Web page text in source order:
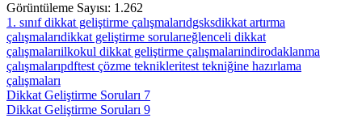
Görüntüleme Sayısı: 1.262
1. sınıf dikkat geliştirme çalışmalarıdgsksdikkat artırma
çalışmalarıdikkat geliştirme sorularıeğlenceli dikkat
çalışmalarıilkokul dikkat geliştirme çalışmalarıindirodaklanma
çalışmalarıpdftest çözme teknikleritest tekniğine hazırlama
çalışmaları
Yazı
gezinmesi
Previous
Post:
Dikkat Geliştirme Soruları 7
Next
Dikkat Geliştirme Soruları 9